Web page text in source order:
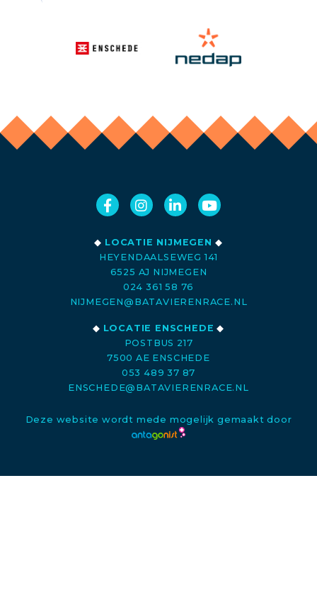
◆ LOCATIE NIJMEGEN ◆
HEYENDAALSEWEG 141
6525 AJ NIJMEGEN
024 361 58 76
NIJMEGEN@BATAVIERENRACE.NL
◆ LOCATIE ENSCHEDE ◆
POSTBUS 217
7500 AE ENSCHEDE
053 489 37 87
ENSCHEDE@BATAVIERENRACE.NL
Deze website wordt mede mogelijk gemaakt door